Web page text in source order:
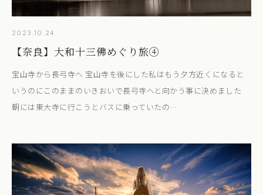
2023.10.24
【奈良】大和十三佛めぐり旅④
宝山寺から長弓寺へ 宝山寺を後にした私はもう夕方近くになると
いうのにこのままのいきおいで長弓寺へと向かう事に決めました
朝には東大寺に行こうとバスに乗っていたの…